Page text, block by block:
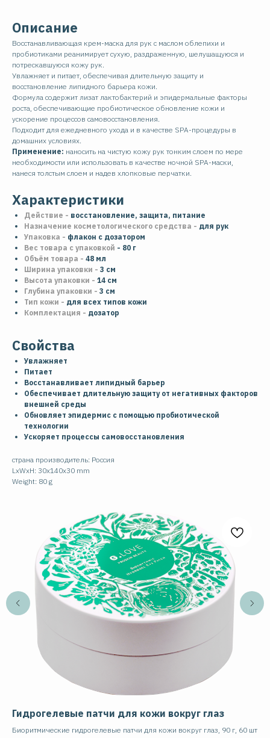
Описание
Восстанавливающая крем-маска для рук с маслом облепихи и
пробиотиками реанимирует сухую, раздраженную, шелушащуюся и
потрескавшуюся кожу рук.
Увлажняет и питает, обеспечивая длительную защиту и
восстановление липидного барьера кожи.
Формула содержит лизат лактобактерий и эпидермальные факторы
роста, обеспечивающие пробиотическое обновление кожи и
ускорение процессов самовосстановления.
Подходит для ежедневного ухода и в качестве SPA-процедуры в
домашних условиях.
Применение: наносить на чистую кожу рук тонким слоем по мере
необходимости или использовать в качестве ночной SPA-маски,
нанеся толстым слоем и надев хлопковые перчатки.
Характеристики
Действие - восстановление, защита, питание
Назначение косметологического средства - для рук
Упаковка - флакон с дозатором
Вес товара с упаковкой - 80 г
Объём товара - 48 мл
Ширина упаковки - 3 см
Высота упаковки - 14 см
Глубина упаковки - 3 см
Тип кожи - для всех типов кожи
Комплектация - дозатор
Свойства
Увлажняет
Питает
Восстанавливает липидный барьер
Обеспечивает длительную защиту от негативных факторов
внешней среды
Обновляет эпидермис с помощью пробиотической
технологии
Ускоряет процессы самовосстановления
страна производитель: Россия
LxWxH: 30x140x30 mm
Weight: 80 g
Гидрогелевые патчи для кожи вокруг глаз
Биоритмические гидрогелевые патчи для кожи вокруг глаз, 90 г, 60 шт